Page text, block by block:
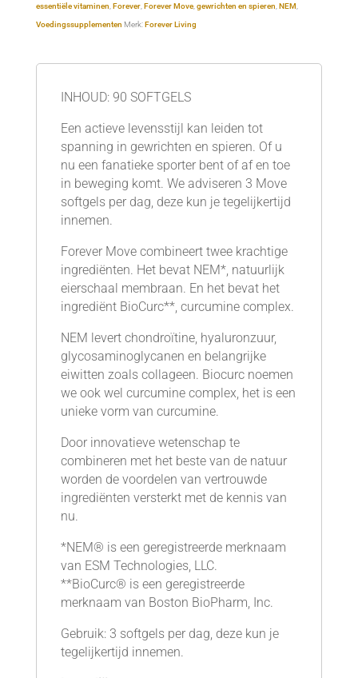
essentiële vitaminen Forever, Forever Move, gewrichten en spieren NEM
Voedingssupplementen Merk:Forever Living
INHOUD: 90 SOFTGELS
Een actieve levensstijl kan leiden tot
spanning in gewrichten en spieren. Of u
nu een fanatieke sporter bent of af en toe
in beweging komt. We adviseren 3 Move
softgels per dag, deze kun je tegelijkertijd
innemen.
Forever Move combineert twee krachtige
ingrediënten. Het bevat NEM*, natuurlijk
eierschaal membraan. En het bevat het
ingrediënt BioCurc**, curcumine complex.
NEM levert chondroïtine, hyaluronzuur,
glycosaminoglycanen en belangrijke
eiwitten zoals collageen. Biocurc noemen
we ook wel curcumine complex, het is een
unieke vorm van curcumine.
Door innovatieve wetenschap te
combineren met het beste van de natuur
worden de voordelen van vertrouwde
ingrediënten versterkt met de kennis van
nu.
*NEM® is een geregistreerde merknaam
van ESM Technologies, LLC.
**BioCurc® is een geregistreerde
merknaam van Boston BioPharm, Inc.
Gebruik: 3 softgels per dag, deze kun je
tegelijkertijd innemen.